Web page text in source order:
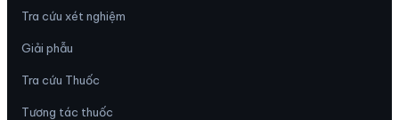
Tra cứu xét nghiệm
Giải phẫu
Tra cứu Thuốc
Tương tác thuốc